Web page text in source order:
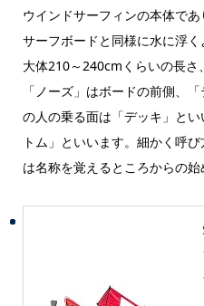
ウインドサーフィンの本体で
サーフボードと同様に水に浮く
大体210～240cmくらいの長さ
「ノーズ」はボードの前側、
の人の乗る面は「デッキ」と
トム」といいます。細かく呼
は名称を覚えるところからの始